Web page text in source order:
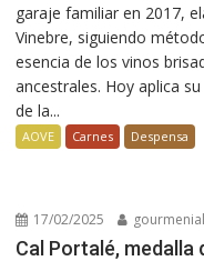
garaje familiar en 2017,
Vinebre, siguiendo
esencia de los vinos
ancestrales. Hoy aplica
de la...
AOVE Carnes Despensa
17/02/2025
Cal Portalé, medalla